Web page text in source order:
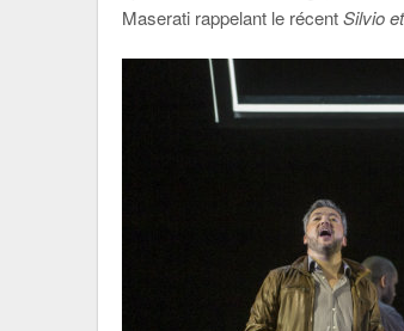
Maserati rappelant le récentSilvio